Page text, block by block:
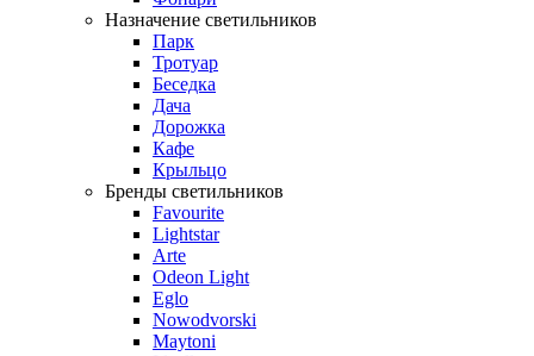
Назначение светильников
Парк
Тротуар
Беседка
Дача
Дорожка
Кафе
Крыльцо
Бренды светильников
Favourite
Lightstar
Arte
Odeon Light
Eglo
Nowodvorski
Maytoni